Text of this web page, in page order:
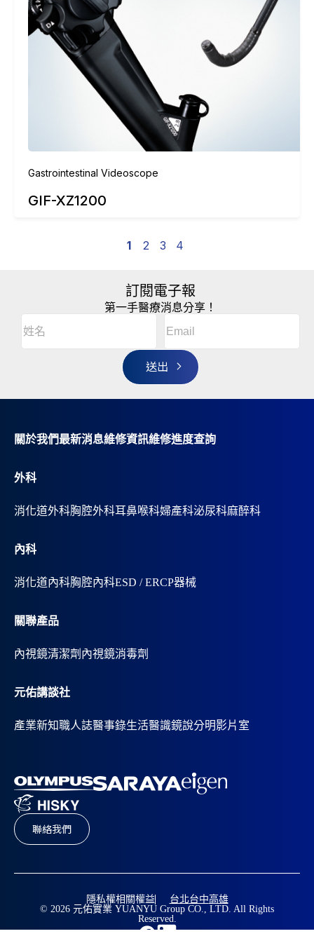
Gastrointestinal Videoscope
GIF-XZ1200
1 2 3 4
訂閱電子報
第一手醫療消息分享！
名
(Required)
r
n
v
e
關於我們最新消息維修資訊維修進度查詢
外科
消化道外科胸腔外科耳鼻喉科婦產科泌尿科麻醉科
內科
消化道內科胸腔內科ESD / ERCP器械
關聯產品
內視鏡清潔劑 內視鏡消毒劑
元佑講談社
產業新知職人誌醫事錄生活醫識鏡說分明影片室
聯絡我們
© 2026 元佑實業 YUANYU Group CO., LTD. All Rights
Reserved.
隱私權相關權益 台北台中高雄